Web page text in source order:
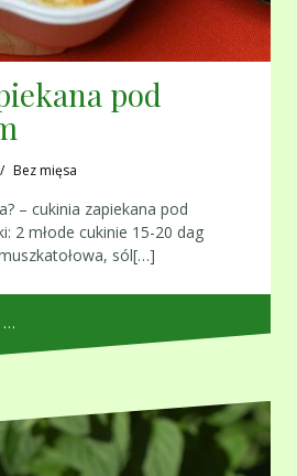
pod
Bez mięsa
– cukinia zapiekana pod
2 młode cukinie 15-20 dag
sól[…]
…